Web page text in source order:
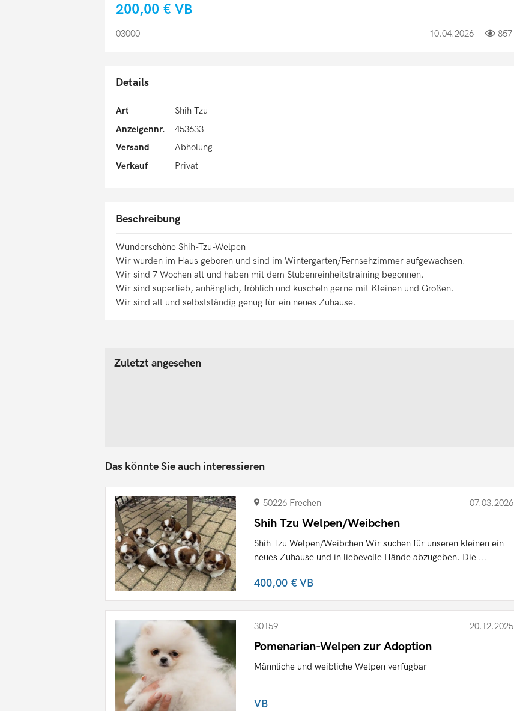
200,00 € VB
03000 10.04.2026 857
Details
Art
Shih Tzu
Anzeigennr.
453633
Versand
Abholung
Verkauf
Privat
Beschreibung
Wunderschöne Shih-Tzu-Welpen
Wir wurden im Haus geboren und sind im Wintergarten/Fernsehzimmer aufgewachsen.
Wir sind 7 Wochen alt und haben mit dem Stubenreinheitstraining begonnen.
Wir sind superlieb, anhänglich, fröhlich und kuscheln gerne mit Kleinen und Großen.
Wir sind alt und selbstständig genug für ein neues Zuhause.
Zuletzt angesehen
Das könnte Sie auch interessieren
50226 Frechen 07.03.2026
Shih Tzu Welpen/Weibchen
Shih Tzu Welpen/Weibchen Wir suchen für unseren kleinen ein
neues Zuhause und in liebevolle Hände abzugeben. Die ...
400,00 €VB
30159 20.12.2025
Pomenarian-Welpen zur Adoption
Männliche und weibliche Welpen verfügbar
VB